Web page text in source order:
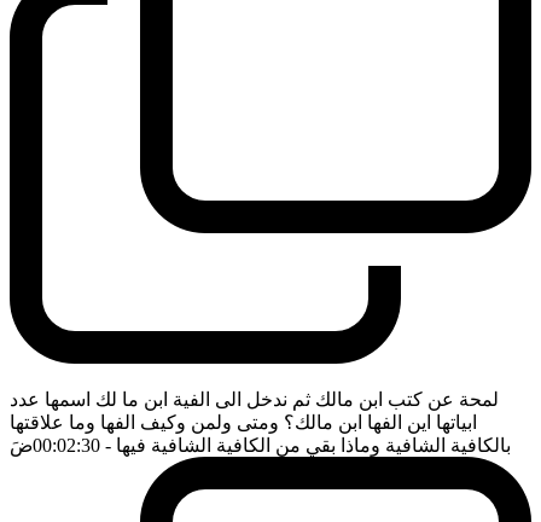
لمحة عن كتب ابن مالك ثم ندخل الى الفية ابن ما لك اسمها عدد
ابياتها اين الفها ابن مالك؟ ومتى ولمن وكيف الفها وما علاقتها
بالكافية الشافية وماذا بقي من الكافية الشافية فيها - 00:02:30 ضَ